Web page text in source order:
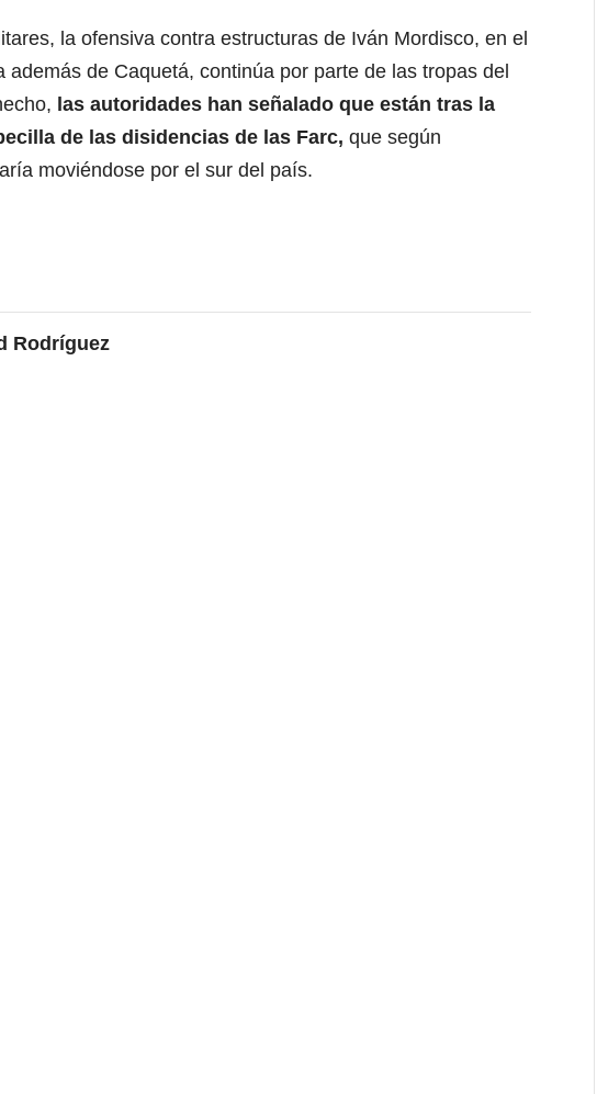
la ofensiva contra estructuras de Iván Mordisco, en el
además de Caquetá, continúa por parte de las tropas del
las autoridades han señalado que están tras la
de las disidencias de las Farc, que según
moviéndose por el sur del país.
Rodríguez